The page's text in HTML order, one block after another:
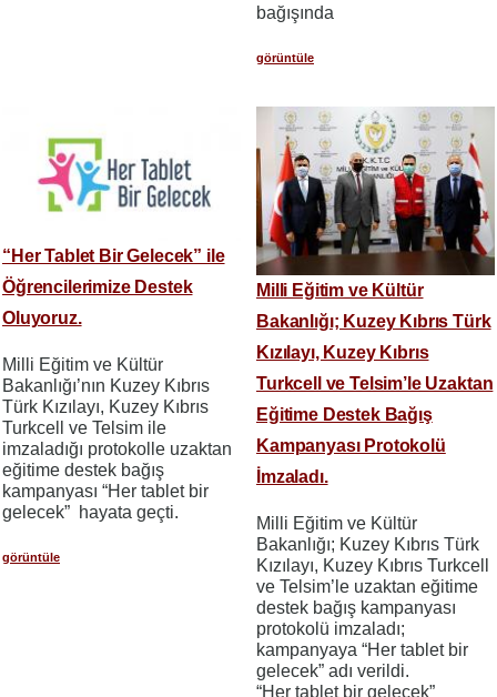
bağışında
görüntüle
“Her Tablet Bir Gelecek” ile
Öğrencilerimize Destek
Oluyoruz.
Milli Eğitim ve Kültür
Bakanlığı’nın Kuzey Kıbrıs
Türk Kızılayı, Kuzey Kıbrıs
Turkcell ve Telsim ile
imzaladığı protokolle uzaktan
eğitime destek bağış
kampanyası “Her tablet bir
gelecek” hayata geçti.
görüntüle
Milli Eğitim ve Kültür
Bakanlığı; Kuzey Kıbrıs Türk
Kızılayı, Kuzey Kıbrıs
Turkcell ve Telsim’le Uzaktan
Eğitime Destek Bağış
Kampanyası Protokolü
İmzaladı.
Milli Eğitim ve Kültür
Bakanlığı; Kuzey Kıbrıs Türk
Kızılayı, Kuzey Kıbrıs Turkcell
ve Telsim’le uzaktan eğitime
destek bağış kampanyası
protokolü imzaladı;
kampanyaya “Her tablet bir
gelecek” adı verildi.
“Her tablet bir gelecek”